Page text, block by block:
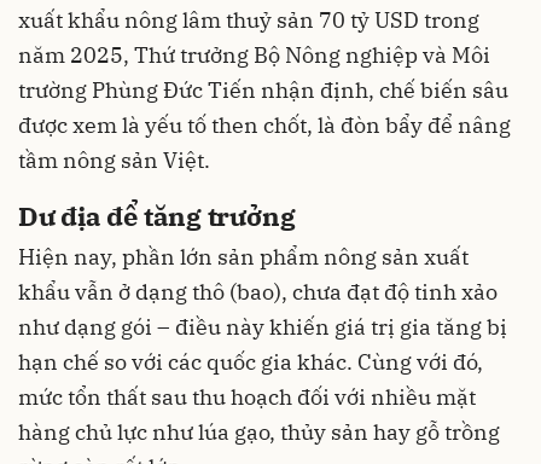
xuất khẩu nông lâm thuỷ sản 70 tỷ USD trong
năm 2025, Thứ trưởng Bộ Nông nghiệp và Môi
trường Phùng Đức Tiến nhận định, chế biến sâu
được xem là yếu tố then chốt, là đòn bẩy để nâng
tầm nông sản Việt.
Dư địa để tăng trưởng
Hiện nay, phần lớn sản phẩm nông sản xuất
khẩu vẫn ở dạng thô (bao), chưa đạt độ tinh xảo
như dạng gói – điều này khiến giá trị gia tăng bị
hạn chế so với các quốc gia khác. Cùng với đó,
mức tổn thất sau thu hoạch đối với nhiều mặt
hàng chủ lực như lúa gạo, thủy sản hay gỗ trồng